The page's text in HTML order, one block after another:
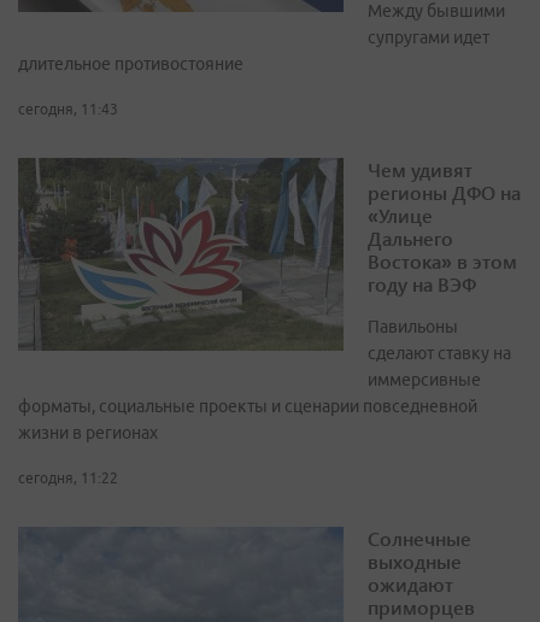
Между бывшими
супругами идет
длительное противостояние
сегодня, 11:43
Чем удивят
регионы ДФО на
«Улице
Дальнего
Востока» в этом
году на ВЭФ
Павильоны
сделают ставку на
иммерсивные
форматы, социальные проекты и сценарии повседневной
жизни в регионах
сегодня, 11:22
Солнечные
выходные
ожидают
приморцев